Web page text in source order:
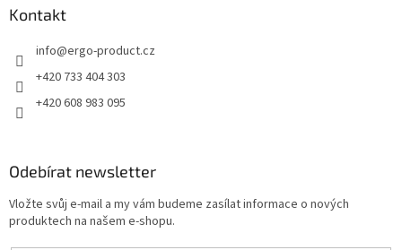
Kontakt
info@ergo-product.cz
+420 733 404 303
+420 608 983 095
Odebírat newsletter
Vložte svůj e-mail a my vám budeme zasílat informace o nových
produktech na našem e-shopu.